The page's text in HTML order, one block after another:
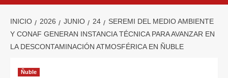
INICIO 2026 JUNIO 24
SEREMI DEL MEDIO AMBIENTE
Y CONAF GENERAN INSTANCIA TÉCNICA PARA AVANZAR EN
LA DESCONTAMINACIÓN ATMOSFÉRICA EN ÑUBLE
Ñuble